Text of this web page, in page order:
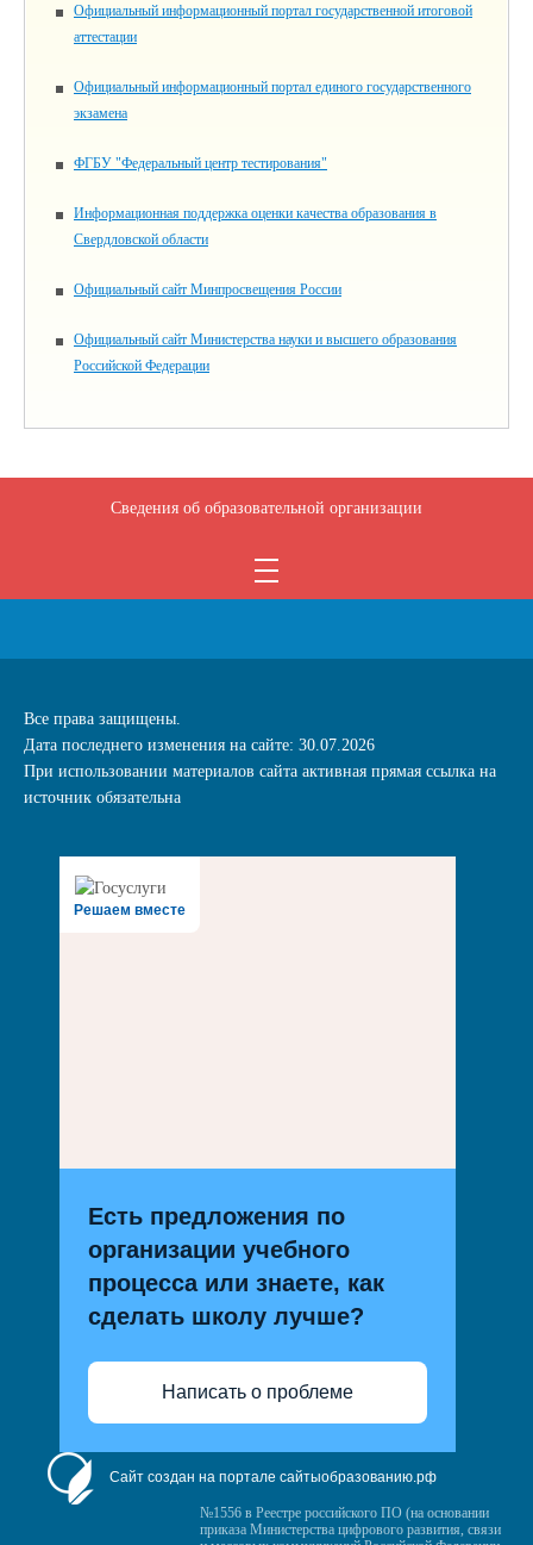
Официальный информационный портал государственной итоговой
аттестации
Официальный информационный портал единого государственного
экзамена
ФГБУ "Федеральный центр тестирования"
Информационная поддержка оценки качества образования в
Свердловской области
Официальный сайт Минпросвещения России
Официальный сайт Министерства науки и высшего образования
Российской Федерации
Сведения об образовательной организации
Все права защищены.
Дата последнего изменения на сайте: 30.07.2026
При использовании материалов сайта активная прямая ссылка на
источник обязательна
Решаем вместе
Есть предложения по
организации учебного
процесса или знаете, как
сделать школу лучше?
Написать о проблеме
Сайт создан на портале сайтыобразованию.рф
№1556 в Реестре российского ПО (на основании
приказа Министерства цифрового развития, связи